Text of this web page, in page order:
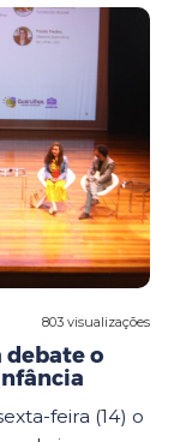
803 visualizações
debate o
feira (14) o